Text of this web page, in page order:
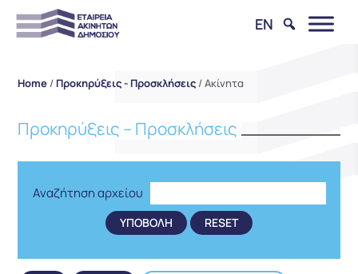
EN
Home / Προκηρύξεις - Προσκλήσεις /Ακίνητα
Προκηρύξεις – Προσκλήσεις
Αναζήτηση αρχείου